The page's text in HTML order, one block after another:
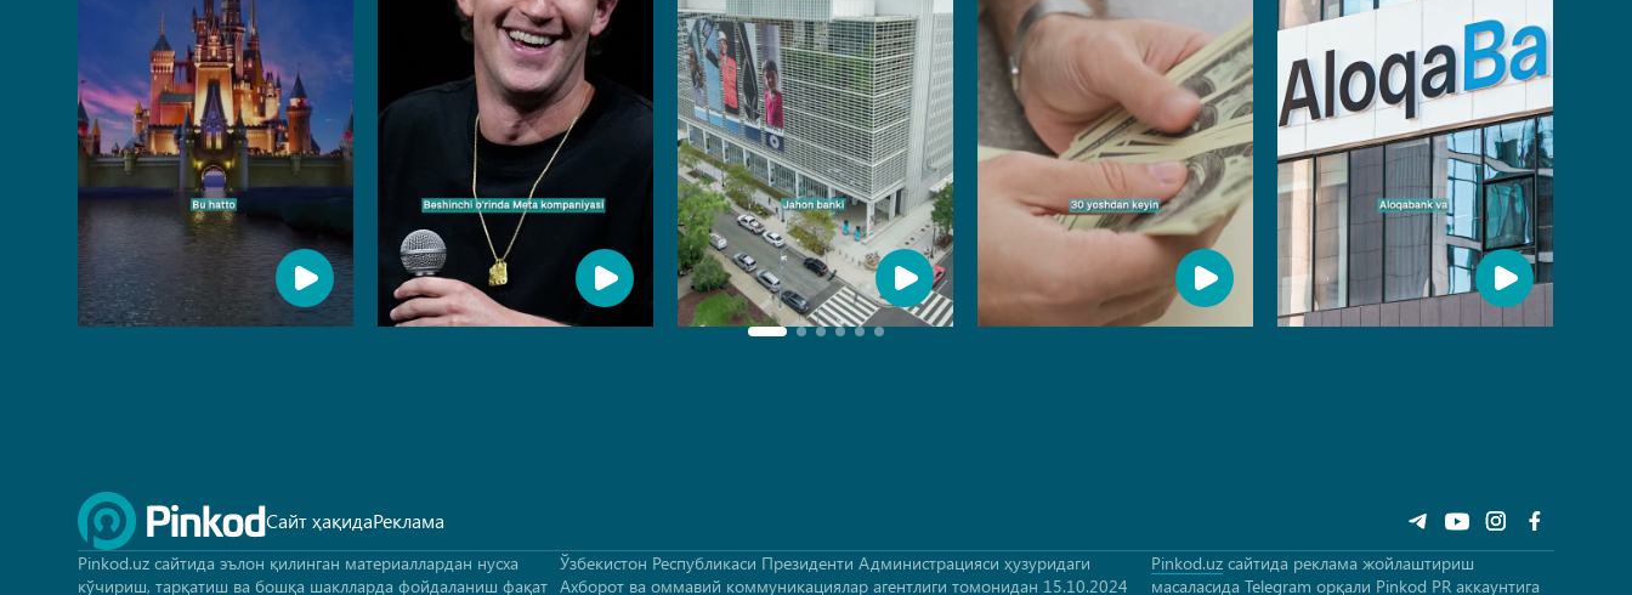
Сайт ҳақидаРеклама
Pinkod.uz сайтида эълон қилинган материаллардан нусха
кўчириш, тарқатиш ва бошқа шаклларда фойдаланиш фақат
Ўзбекистон Республикаси Президенти Администрацияси ҳузуридаги
Ахборот ва оммавий коммуникациялар агентлиги томонидан 15.10.2024
Pinkod.uzсайтида реклама жойлаштириш
масаласида Telegram орқали Pinkod PRаккаунтига